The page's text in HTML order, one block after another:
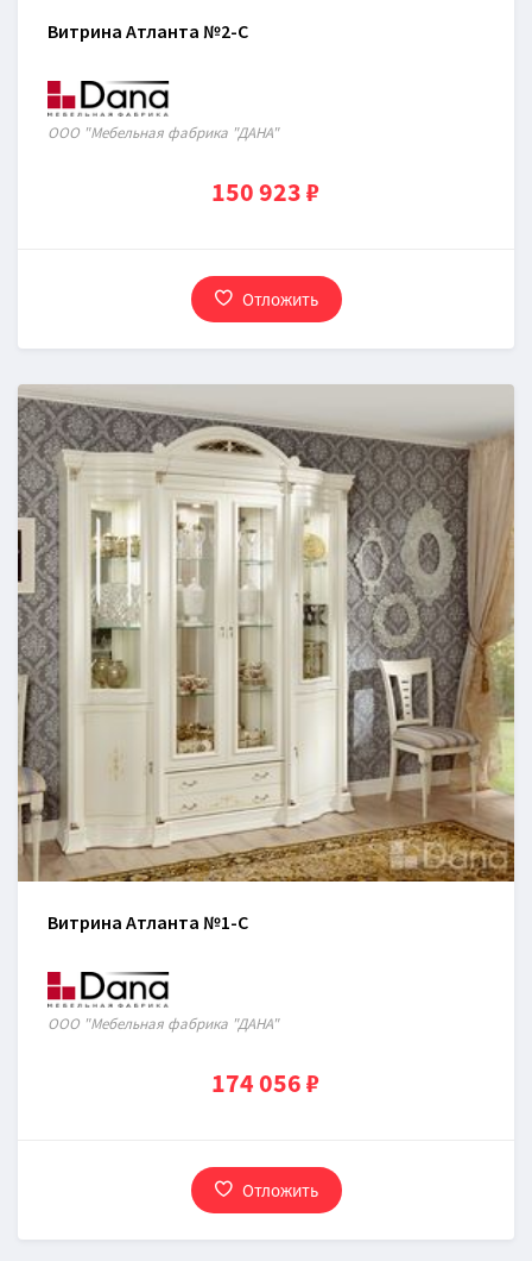
Витрина Атланта №2-C
ООО "Мебельная фабрика "ДАНА"
150 923 ₽
Отложить
Витрина Атланта №1-C
ООО "Мебельная фабрика "ДАНА"
174 056 ₽
Отложить